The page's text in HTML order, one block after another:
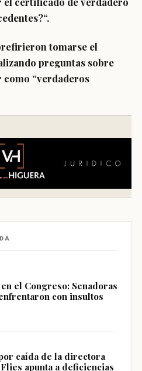
“.
tomarse el
preguntas sobre
como “verdaderos
el Congreso: Senadoras
con insultos
caída de la directora
apunta a deficiencias